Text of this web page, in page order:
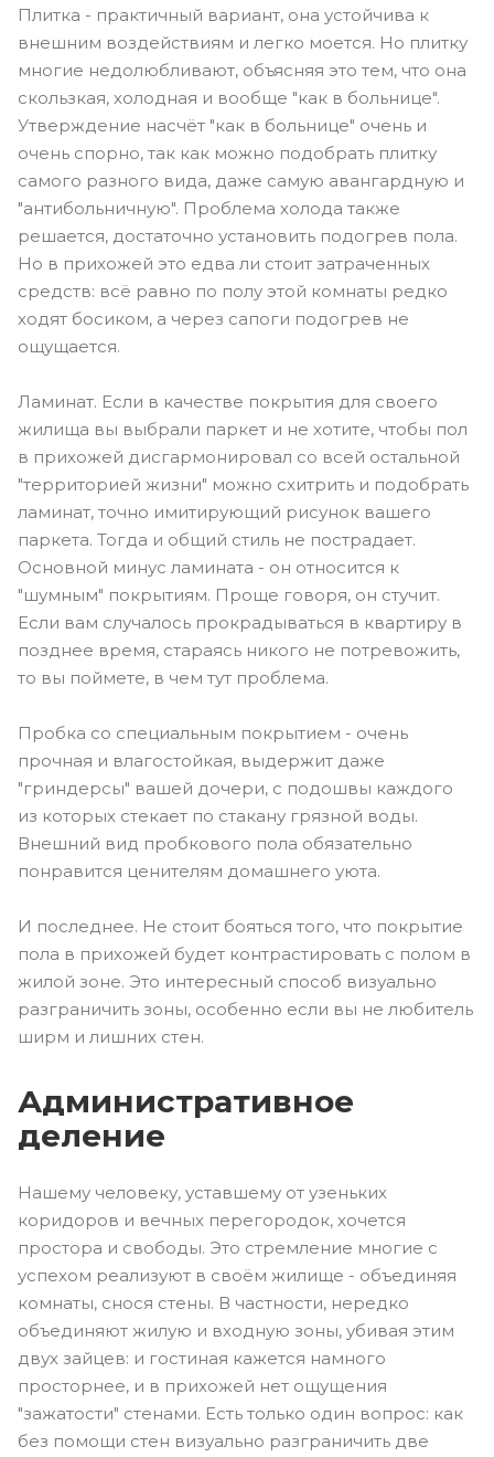
Плитка - практичный вариант, она устойчива к
внешним воздействиям и легко моется. Но плитку
многие недолюбливают, объясняя это тем, что она
скользкая, холодная и вообще "как в больнице".
Утверждение насчёт "как в больнице" очень и
очень спорно, так как можно подобрать плитку
самого разного вида, даже самую авангардную и
"антибольничную". Проблема холода также
решается, достаточно установить подогрев пола.
Но в прихожей это едва ли стоит затраченных
средств: всё равно по полу этой комнаты редко
ходят босиком, а через сапоги подогрев не
ощущается.
Ламинат. Если в качестве покрытия для своего
жилища вы выбрали паркет и не хотите, чтобы пол
в прихожей дисгармонировал со всей остальной
"территорией жизни" можно схитрить и подобрать
ламинат, точно имитирующий рисунок вашего
паркета. Тогда и общий стиль не пострадает.
Основной минус ламината - он относится к
"шумным" покрытиям. Проще говоря, он стучит.
Если вам случалось прокрадываться в квартиру в
позднее время, стараясь никого не потревожить,
то вы поймете, в чем тут проблема.
Пробка со специальным покрытием - очень
прочная и влагостойкая, выдержит даже
"гриндерсы" вашей дочери, с подошвы каждого
из которых стекает по стакану грязной воды.
Внешний вид пробкового пола обязательно
понравится ценителям домашнего уюта.
И последнее. Не стоит бояться того, что покрытие
пола в прихожей будет контрастировать с полом в
жилой зоне. Это интересный способ визуально
разграничить зоны, особенно если вы не любитель
ширм и лишних стен.
Административное
деление
Нашему человеку, уставшему от узеньких
коридоров и вечных перегородок, хочется
простора и свободы. Это стремление многие с
успехом реализуют в своём жилище - объединяя
комнаты, снося стены. В частности, нередко
объединяют жилую и входную зоны, убивая этим
двух зайцев: и гостиная кажется намного
просторнее, и в прихожей нет ощущения
"зажатости" стенами. Есть только один вопрос: как
без помощи стен визуально разграничить две